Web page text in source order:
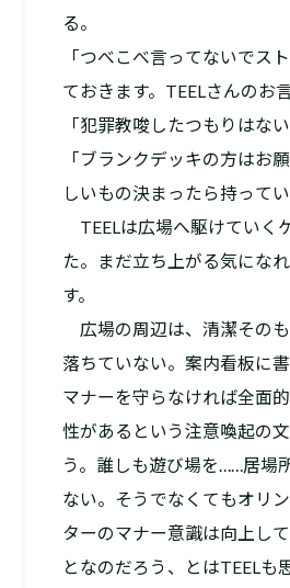
る。
「つべこべ言ってないでス
ておきます。TEELさんのお
「犯罪教唆したつもりはない
「ブランクデッキの方はお
しいもの決まったら持ってい
TEELは広場へ駆けていく
た。まだ立ち上がる気にな
す。
広場の周辺は、清潔その
落ちていない。案内看板に
マナーを守らなければ全面
性があるという注意喚起の
う。誰しも遊び場を……居場
ない。そうでなくてもオリ
ターのマナー意識は向上し
となのだろう、とはTEELも